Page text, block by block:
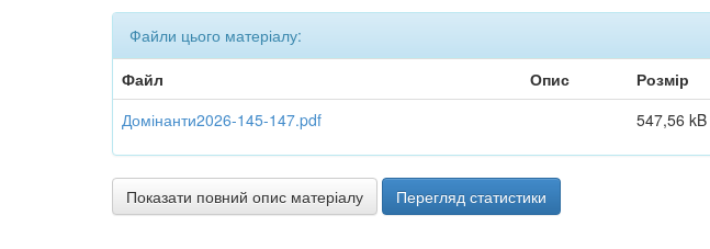
Файли цього матеріалу:
Файл
Опис Розмір
Домінанти2026-145-147.pdf
547,56 kB
Показати повний опис матеріалу Перегляд статистики